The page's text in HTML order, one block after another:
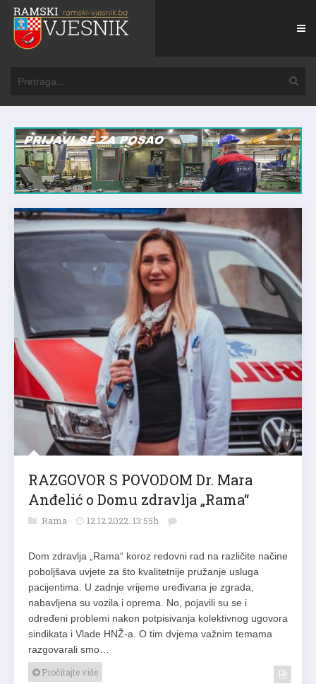
RAZGOVOR S POVODOM Dr. Mara
Anđelić o Domu zdravlja „Rama“
Rama 12.12.2022. 13:55h
Dom zdravlja „Rama“ koroz redovni rad na različite načine
poboljšava uvjete za što kvalitetnije pružanje usluga
pacijentima. U zadnje vrijeme uređivana je zgrada,
nabavljena su vozila i oprema. No, pojavili su se i
određeni problemi nakon potpisivanja kolektivnog ugovora
sindikata i Vlade HNŽ-a. O tim dvjema važnim temama
razgovarali smo…
Pročitajte više